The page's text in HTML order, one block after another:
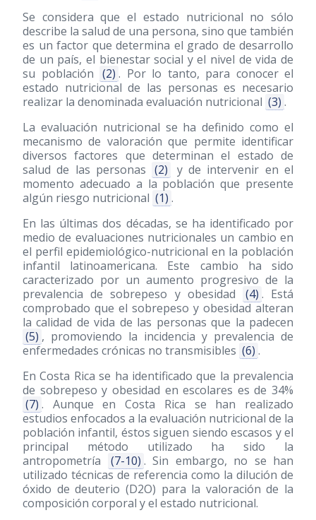
Se considera que el estado nutricional no sólo
describe la salud de una persona, sino que también
es un factor que determina el grado de desarrollo
de un país, el bienestar social y el nivel de vida de
su población (2) . Por lo tanto, para conocer el
estado nutricional de las personas es necesario
realizar la denominada evaluación nutricional (3) .
La evaluación nutricional se ha definido como el
mecanismo de valoración que permite identificar
diversos factores que determinan el estado de
salud de las personas
(2)
y de intervenir en el
momento adecuado a la población que presente
algún riesgo nutricional (1) .
En las últimas dos décadas, se ha identificado por
medio de evaluaciones nutricionales un cambio en
el perfil epidemiológico-nutricional en la población
infantil latinoamericana. Este cambio ha sido
caracterizado por un aumento progresivo de la
prevalencia de sobrepeso y obesidad
(4) . Está
comprobado que el sobrepeso y obesidad alteran
la calidad de vida de las personas que la padecen
(5) , promoviendo la incidencia y prevalencia de
enfermedades crónicas no transmisibles (6) .
En Costa Rica se ha identificado que la prevalencia
de sobrepeso y obesidad en escolares es de 34%
(7) . Aunque en Costa Rica se han realizado
estudios enfocados a la evaluación nutricional de la
población infantil, éstos siguen siendo escasos y el
principal método utilizado ha sido la
antropometría
(7-10) . Sin embargo, no se han
utilizado técnicas de referencia como la dilución de
óxido de deuterio (D2O) para la valoración de la
composición corporal y el estado nutricional.